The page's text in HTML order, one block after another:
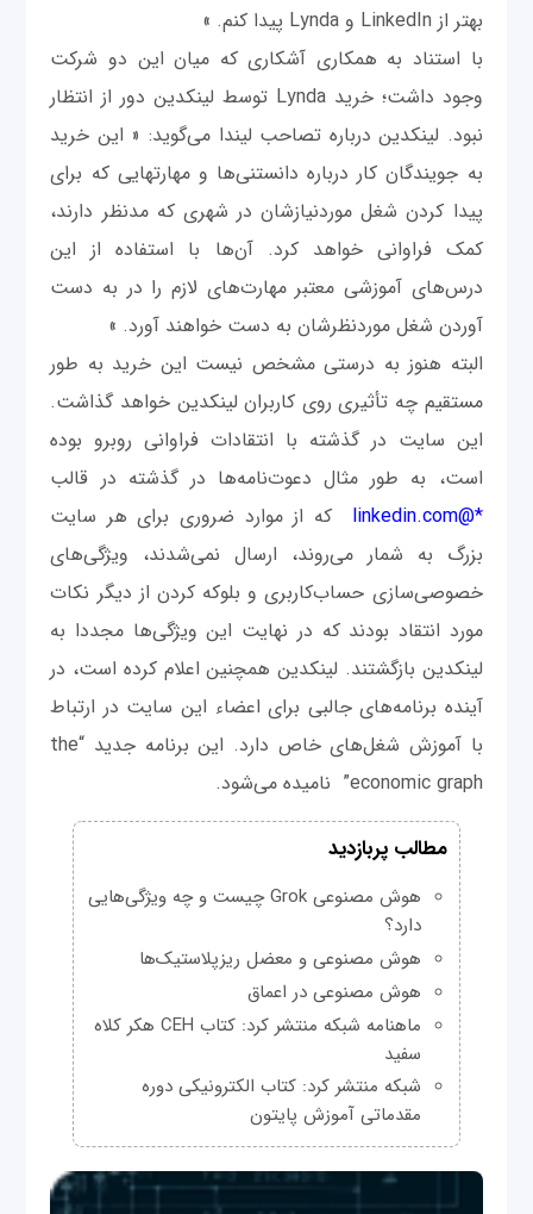
بهتر از LinkedIn و Lynda پیدا کنم. »
با استناد به همکاری آشکاری که میان این دو شرکت
وجود داشت؛ خرید Lynda توسط لینکدین دور از انتظار
نبود. لینکدین درباره تصاحب لیندا می‌گوید: « این خرید
به جویندگان کار درباره دانستنی‌ها و مهارتهایی که برای
پیدا کردن شغل موردنیازشان در شهری که مدنظر دارند،
کمک فراوانی خواهد کرد. آن‌ها با استفاده از این
درس‌های آموزشی معتبر مهارت‌های لازم را در به دست
آوردن شغل موردنظرشان به دست خواهند آورد. »
البته هنوز به درستی مشخص نیست این خرید به طور
مستقیم چه تأثیری روی کاربران لینکدین خواهد گذاشت.
این سایت در گذشته با انتقادات فراوانی روبرو بوده
است، به طور مثال دعوت‌نامه‌ها در گذشته در قالب
*@linkedin.com
که از موارد ضروری برای هر سایت
بزرگ به شمار می‌روند، ارسال نمی‌شدند، ویژگی‌های
خصوصی‌سازی حساب‌کاربری و بلوکه کردن از دیگر نکات
مورد انتقاد بودند که در نهایت این ویژگی‌ها مجددا به
لینکدین بازگشتند. لینکدین همچنین اعلام کرده است، در
آینده برنامه‌های جالبی برای اعضاء این سایت در ارتباط
با آموزش شغل‌های خاص دارد. این برنامه جدید “the
economic graph” نامیده می‌شود.
مطالب پربازدید
هوش مصنوعی Grok چیست و چه ویژگی‌هایی
دارد؟
هوش مصنوعی و معضل ریزپلاستیک‌ها
هوش مصنوعی در اعماق
ماهنامه شبکه منتشر کرد: کتاب CEH هکر کلاه
سفید
شبکه منتشر کرد: کتاب الکترونیکی دوره
مقدماتی آموزش پایتون